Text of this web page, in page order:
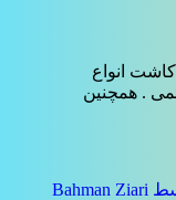
انواع
. همچنین
Bahman Ziari